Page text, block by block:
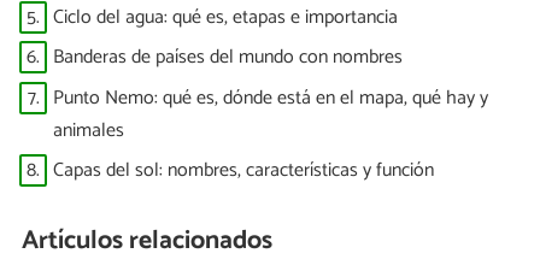
5. Ciclo del agua: qué es, etapas e importancia
6. Banderas de países del mundo con nombres
7. Punto Nemo: qué es, dónde está en el mapa, qué hay y
animales
8. Capas del sol: nombres, características y función
Artículos relacionados